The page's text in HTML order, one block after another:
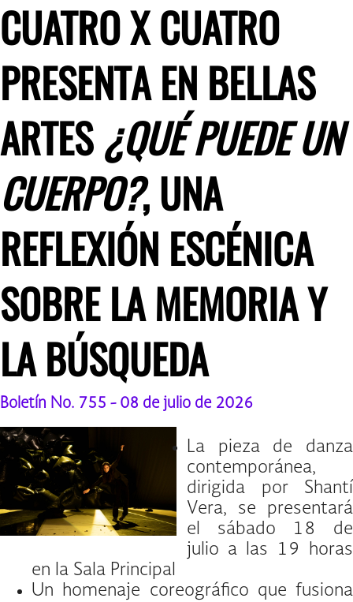
CUATRO X CUATRO
PRESENTA EN BELLAS
ARTES ¿QUÉ PUEDE UN
CUERPO?, UNA
REFLEXIÓN ESCÉNICA
SOBRE LA MEMORIA Y
LA BÚSQUEDA
Boletín No. 755 - 08 de julio de 2026
La pieza de danza
contemporánea,
dirigida por Shantí
Vera, se presentará
el sábado 18 de
julio a las 19 horas
en la Sala Principal
Un homenaje coreográfico que fusiona